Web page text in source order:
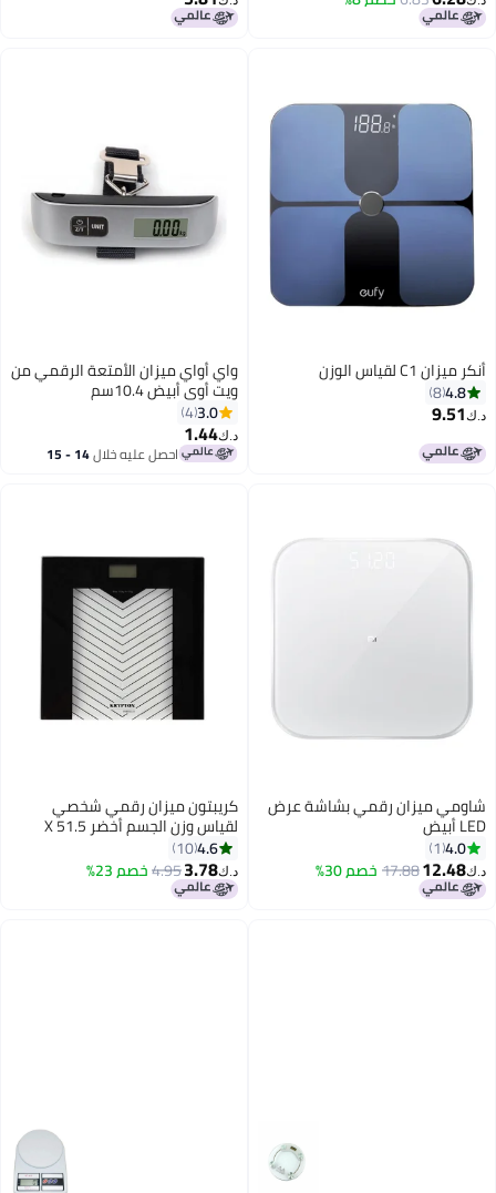
أنكر ميزان C1 لقياس الوزن
4.8
8
د.ك‏9.51
واي أواي ميزان الأمتعة الرقمي من
ويت أوي أبيض 10.4سم
3.0
4
د.ك‏1.44
احصل عليه خلال 14 - 15
شاومي ميزان رقمي بشاشة عرض
LED أبيض
4.0
1
د.ك‏12.48
17.88خصم 30%
كريبتون ميزان رقمي شخصي
لقياس وزن الجسم أخضر 51.5 X
24.8مم4.6
10
د.ك‏3.78
4.95خصم 23%